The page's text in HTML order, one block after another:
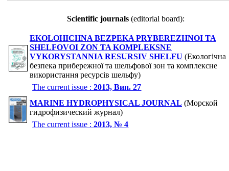
Scientific journals (editorial board):
EKOLOHICHNA BEZPEKA PRYBEREZHNOI TA
SHELFOVOI ZON TA KOMPLEKSNE
VYKORYSTANNIA RESURSIV SHELFU (Екологічна
безпека прибережної та шельфової зон та комплексне
використання ресурсів шельфу)
The current issue :2013, Вип. 27
MARINE HYDROPHYSICAL JOURNAL (Морской
гидрофизический журнал)
The current issue :2013, № 4